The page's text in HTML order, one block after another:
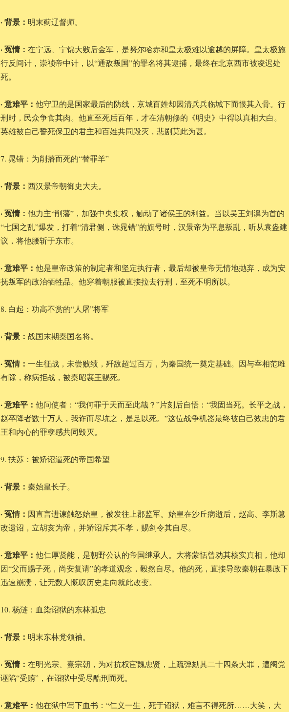
· 背景： 明末蓟辽督师。
· 冤情： 在宁远、宁锦大败后金军，是努尔哈赤和皇太极难以逾越的屏障。皇太极施
行反间计，崇祯帝中计，以“通敌叛国”的罪名将其逮捕，最终在北京西市被凌迟处
死。
· 意难平： 他守卫的是国家最后的防线，京城百姓却因清兵兵临城下而恨其入骨。行
刑时，民众争食其肉。他直至死后百年，才在清朝修的《明史》中得以真相大白。
英雄被自己誓死保卫的君主和百姓共同毁灭，悲剧莫此为甚。
7. 晁错：为削藩而死的“替罪羊”
· 背景： 西汉景帝朝御史大夫。
· 冤情： 他力主“削藩”，加强中央集权，触动了诸侯王的利益。当以吴王刘濞为首的
“七国之乱”爆发，打着“清君侧，诛晁错”的旗号时，汉景帝为平息叛乱，听从袁盎建
议，将他腰斩于东市。
· 意难平： 他是皇帝政策的制定者和坚定执行者，最后却被皇帝无情地抛弃，成为安
抚叛军的政治牺牲品。他穿着朝服被直接拉去行刑，至死不明所以。
8. 白起：功高不赏的“人屠”将军
· 背景： 战国末期秦国名将。
· 冤情： 一生征战，未尝败绩，歼敌超过百万，为秦国统一奠定基础。因与宰相范雎
有隙，称病拒战，被秦昭襄王赐死。
· 意难平： 他问使者：“我何罪于天而至此哉？”片刻后自悟：“我固当死。长平之战，
赵卒降者数十万人，我诈而尽坑之，是足以死。”这位战争机器最终被自己效忠的君
王和内心的罪孽感共同毁灭。
9. 扶苏：被矫诏逼死的帝国希望
· 背景： 秦始皇长子。
· 冤情： 因直言进谏触怒始皇，被发往上郡监军。始皇在沙丘病逝后，赵高、李斯篡
改遗诏，立胡亥为帝，并矫诏斥其不孝，赐剑令其自尽。
· 意难平： 他仁厚贤能，是朝野公认的帝国继承人。大将蒙恬曾劝其核实真相，他却
因“父而赐子死，尚安复请”的孝道观念，毅然自尽。他的死，直接导致秦朝在暴政下
迅速崩溃，让无数人慨叹历史走向就此改变。
10. 杨涟：血染诏狱的东林孤忠
· 背景： 明末东林党领袖。
· 冤情： 在明光宗、熹宗朝，为对抗权宦魏忠贤，上疏弹劾其二十四条大罪，遭阉党
诬陷“受贿”，在诏狱中受尽酷刑而死。
· 意难平： 他在狱中写下血书：“仁义一生，死于诏狱，难言不得死所……大笑，大